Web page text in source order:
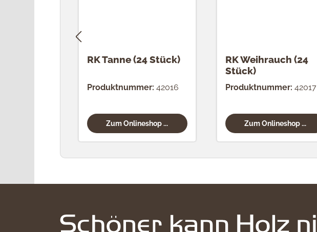
RK Tanne (24 Stück)
Produktnummer: 42016
Zum Onlineshop ...
RK Weihrauch (24
Stück)
Produktnummer: 42017
Zum Onlineshop ...